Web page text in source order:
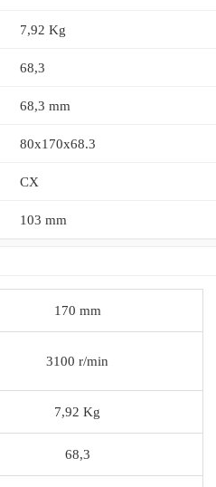
7,92 Kg
68,3
68,3 mm
80x170x68.3
CX
103 mm
170 mm
3100 r/min
7,92 Kg
68,3